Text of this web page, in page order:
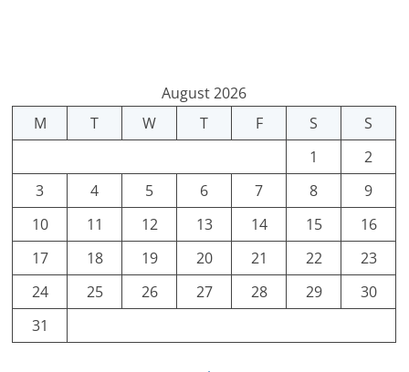
August 2026
M
T W T F S
S
1
2
3
4 5 6 7 8
9
10
11 12 13 14 15
16
17
18 19 20 21 22
23
24
25 26 27 28 29
30
31